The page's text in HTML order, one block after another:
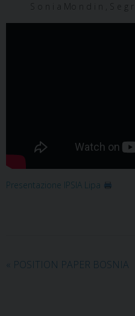
S o n i a Mo n d i n , S e
Presentazione IPSIA Lipa
« POSITION PAPER BOSNIA